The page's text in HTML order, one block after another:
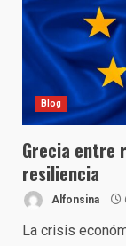
Blog
Grecia entre
resiliencia
Alfonsina
La crisis